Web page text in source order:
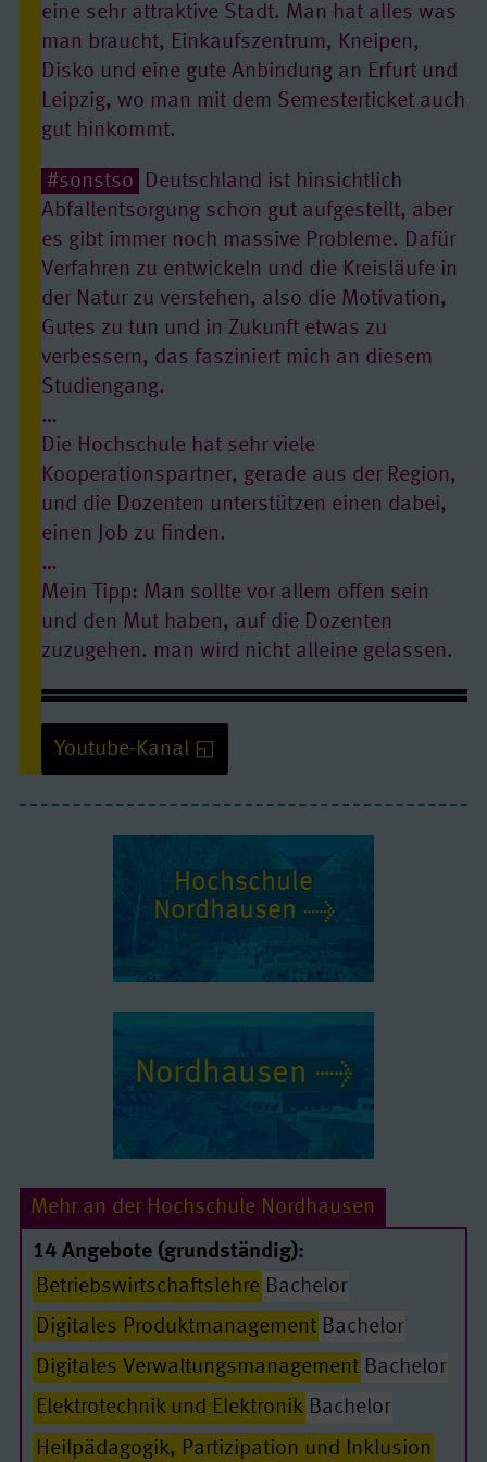
eine sehr attraktive Stadt. Man hat alles was
man braucht, Einkaufszentrum, Kneipen,
Disko und eine gute Anbindung an Erfurt und
Leipzig, wo man mit dem Semesterticket auch
gut hinkommt.
#sonstso
Deutschland ist hinsichtlich
Abfallentsorgung schon gut aufgestellt, aber
es gibt immer noch massive Probleme. Dafür
Verfahren zu entwickeln und die Kreisläufe in
der Natur zu verstehen, also die Motivation,
Gutes zu tun und in Zukunft etwas zu
verbessern, das fasziniert mich an diesem
Studiengang.
…
Die Hochschule hat sehr viele
Kooperationspartner, gerade aus der Region,
und die Dozenten unterstützen einen dabei,
einen Job zu finden.
…
Mein Tipp: Man sollte vor allem offen sein
und den Mut haben, auf die Dozenten
zuzugehen. man wird nicht alleine gelassen.
Youtube/ Video: erlauben
www.youtube-nocookie.com
Youtube-Kanal
Hochschule
Nordhausen
Nordhausen
Mehr an der Hochschule Nordhausen
14 Angebote (grundständig):
Betriebswirtschaftslehre Bachelor
Digitales Produktmanagement Bachelor
Digitales Verwaltungsmanagement Bachelor
Elektrotechnik und Elektronik Bachelor
Heilpädagogik, Partizipation und Inklusion